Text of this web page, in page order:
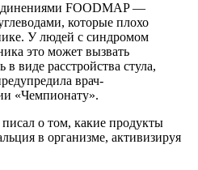
FOODMAP —
которые плохо
У людей с синдромом
это может вызвать
в виде расстройства стула,
врач-
«Чемпионату».
о том, какие продукты
в организме, активизируя